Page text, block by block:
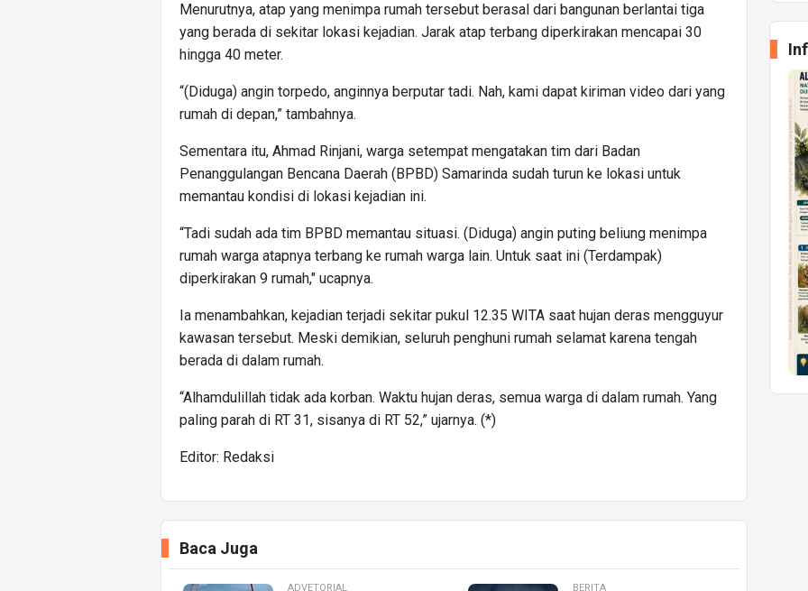
Menurutnya, atap yang menimpa rumah tersebut berasal dari bangunan berlantai tiga
yang berada di sekitar lokasi kejadian. Jarak atap terbang diperkirakan mencapai 30
hingga 40 meter.
“(Diduga) angin torpedo, anginnya berputar tadi. Nah, kami dapat kiriman video dari yang
rumah di depan,” tambahnya.
Sementara itu, Ahmad Rinjani, warga setempat mengatakan tim dari Badan
Penanggulangan Bencana Daerah (BPBD) Samarinda sudah turun ke lokasi untuk
memantau kondisi di lokasi kejadian ini.
“Tadi sudah ada tim BPBD memantau situasi. (Diduga) angin puting beliung menimpa
rumah warga atapnya terbang ke rumah warga lain. Untuk saat ini (Terdampak)
diperkirakan 9 rumah," ucapnya.
Ia menambahkan, kejadian terjadi sekitar pukul 12.35 WITA saat hujan deras mengguyur
kawasan tersebut. Meski demikian, seluruh penghuni rumah selamat karena tengah
berada di dalam rumah.
“Alhamdulillah tidak ada korban. Waktu hujan deras, semua warga di dalam rumah. Yang
paling parah di RT 31, sisanya di RT 52,” ujarnya. (*)
Editor: Redaksi
Baca Juga
ADVETORIAL BERITA